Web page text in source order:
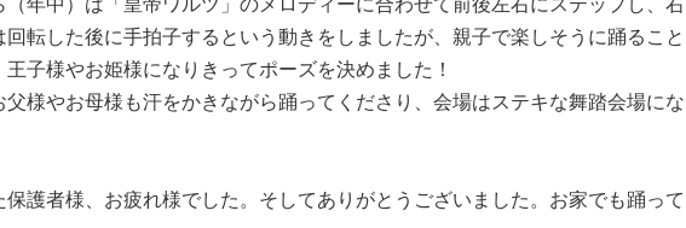
（年中）は「皇帝ワルツ」のメロディーに合わせて前後左右にステップし、右
転した後に手拍子するという動きをしましたが、親子で楽しそうに踊ること
子様やお姫様になりきってポーズを決めました！
様やお母様も汗をかきながら踊ってくださり、会場はステキな舞踏会場にな
護者様、お疲れ様でした。そしてありがとうございました。お家でも踊って